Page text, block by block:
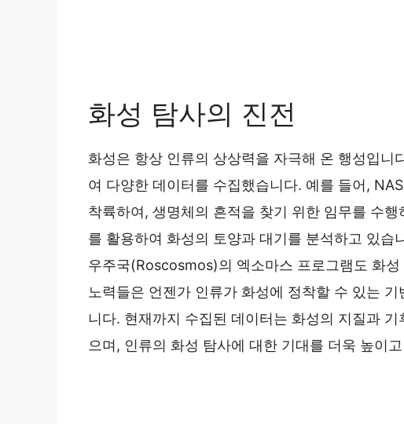
화성 탐사의 진전
화성은 항상 인류의 상상력을 자극해 온 행성입
여 다양한 데이터를 수집했습니다. 예를 들어,
착륙하여, 생명체의 흔적을 찾기 위한 임무를 수
를 활용하여 화성의 토양과 대기를 분석하고 있
우주국(Roscosmos)의 엑소마스 프로그램도 화
노력들은 언젠가 인류가 화성에 정착할 수 있는
니다. 현재까지 수집된 데이터는 화성의 지질과
으며, 인류의 화성 탐사에 대한 기대를 더욱 높이